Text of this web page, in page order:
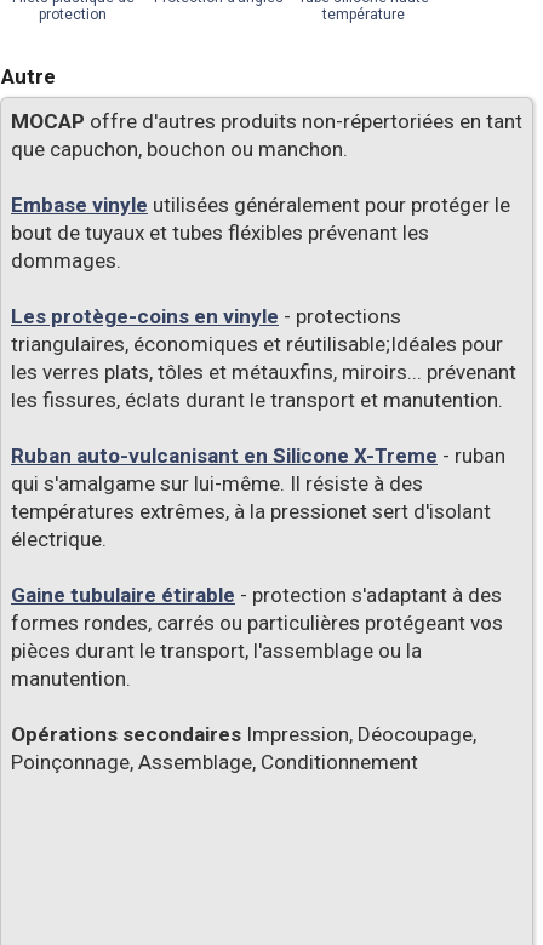
protection
température
Autre
MOCAP offre d'autres produits non-répertoriées en tant
que capuchon, bouchon ou manchon.
Embase vinyle utilisées généralement pour protéger le
bout de tuyaux et tubes fléxibles prévenant les
dommages.
Les protège-coins en vinyle - protections
triangulaires, économiques et réutilisable;Idéales pour
les verres plats, tôles et métauxfins, miroirs... prévenant
les fissures, éclats durant le transport et manutention.
Ruban auto-vulcanisant en Silicone X-Treme - ruban
qui s'amalgame sur lui-même. Il résiste à des
températures extrêmes, à la pressionet sert d'isolant
électrique.
Gaine tubulaire étirable - protection s'adaptant à des
formes rondes, carrés ou particulières protégeant vos
pièces durant le transport, l'assemblage ou la
manutention.
Opérations secondaires Impression, Déocoupage,
Poinçonnage, Assemblage, Conditionnement